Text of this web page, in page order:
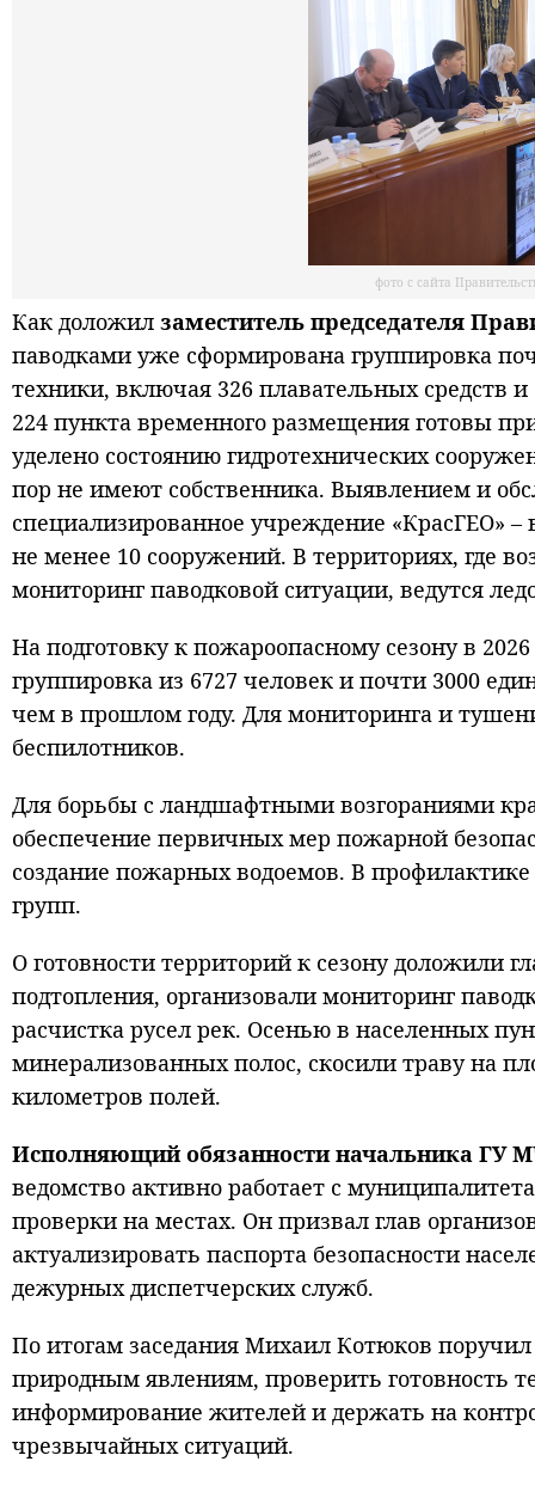
фото с сайта
Как доложил заместитель председателя
паводками уже сформирована группировка
техники, включая 326 плавательных средств
224 пункта временного размещения готовы
уделено состоянию гидротехнических
пор не имеют собственника. Выявлением и
специализированное учреждение «КрасГЕО» –
не менее 10 сооружений. В территориях, где
мониторинг паводковой ситуации, ведутся
На подготовку к пожароопасному сезону в
группировка из 6727 человек и почти 3000
чем в прошлом году. Для мониторинга и
беспилотников.
Для борьбы с ландшафтными возгораниями
обеспечение первичных мер пожарной
создание пожарных водоемов. В
групп.
О готовности территорий к сезону доложили
подтопления, организовали мониторинг
расчистка русел рек. Осенью в населенных
минерализованных полос, скосили траву на
километров полей.
Исполняющий обязанности начальника ГУ
ведомство активно работает с
проверки на местах. Он призвал глав
актуализировать паспорта безопасности
дежурных диспетчерских служб.
По итогам заседания Михаил Котюков
природным явлениям, проверить готовность
информирование жителей и держать на
чрезвычайных ситуаций.